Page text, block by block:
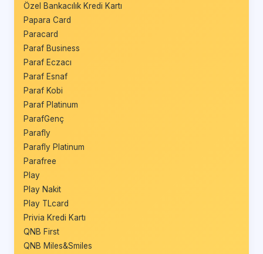
Özel Bankacılık Kredi Kartı
Papara Card
Paracard
Paraf Business
Paraf Eczacı
Paraf Esnaf
Paraf Kobi
Paraf Platinum
ParafGenç
Parafly
Parafly Platinum
Parafree
Play
Play Nakit
Play TLcard
Privia Kredi Kartı
QNB First
QNB Miles&Smiles